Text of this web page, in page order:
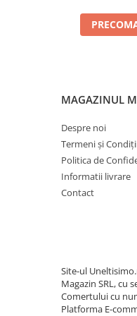
Masini de sapat santuri
Mini-Buldoexcavatoare
Utilaje sapat si prasit
Afanatoare
Freze de pamant
Piese de schimb
Piese schimb Tractoare
Cosire si tocare vegetatie
Tocatoare de vegetatie
MAGAZINUL
Despre noi
Termeni și
Politica de
Informatii livrare
Contact
Site-ul
Magazin SRL, cu
Comertului cu
Platforma E-